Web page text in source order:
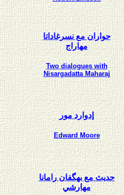
حواران مع نسرغاداتا
مهاراج
Two dialogues with
Nisargadatta Maharaj
إدوارد مور
Edward Moore
حديث مع بهگفان رامانا
مهارشي